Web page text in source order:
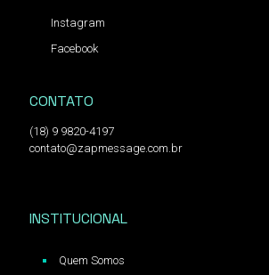
Instagram
Facebook
CONTATO
(18) 9 9820-4197
contato@zapmessage.com.br
INSTITUCIONAL
Quem Somos